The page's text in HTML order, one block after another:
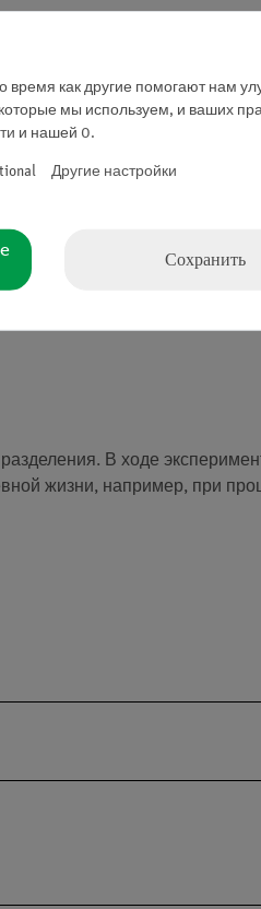
В ходе
жизни, например, при
как другие помогают нам
мы используем, и ваших
и нашей 0.
Другие настройки
Сохранить